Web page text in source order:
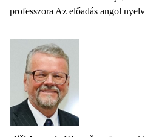
professzora Az előadás angol